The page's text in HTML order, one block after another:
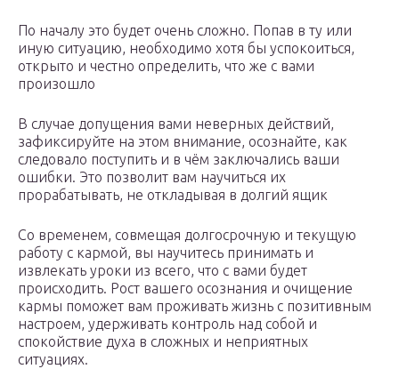
По началу это будет очень сложно. Попав в ту или
иную ситуацию, необходимо хотя бы успокоиться,
открыто и честно определить, что же с вами
произошло
В случае допущения вами неверных действий,
зафиксируйте на этом внимание, осознайте, как
следовало поступить и в чём заключались ваши
ошибки. Это позволит вам научиться их
прорабатывать, не откладывая в долгий ящик
Со временем, совмещая долгосрочную и текущую
работу с кармой, вы научитесь принимать и
извлекать уроки из всего, что с вами будет
происходить. Рост вашего осознания и очищение
кармы поможет вам проживать жизнь с позитивным
настроем, удерживать контроль над собой и
спокойствие духа в сложных и неприятных
ситуациях.